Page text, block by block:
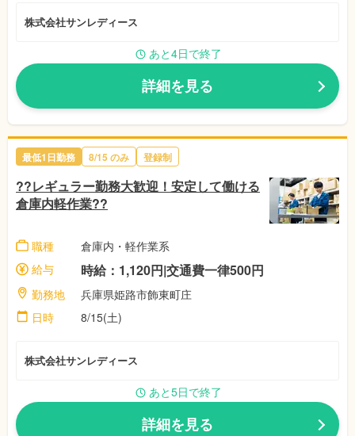
株式会社サンレディース
あと4日で終了
詳細を見る
最低1日勤務 8/15 のみ 登録制
??レギュラー勤務大歓迎！安定して働ける
倉庫内軽作業??
職種
倉庫内・軽作業系
給与
時給：1,120円|交通費一律500円
勤務地
兵庫県姫路市飾東町庄
日時
8/15(土)
株式会社サンレディース
あと5日で終了
詳細を見る